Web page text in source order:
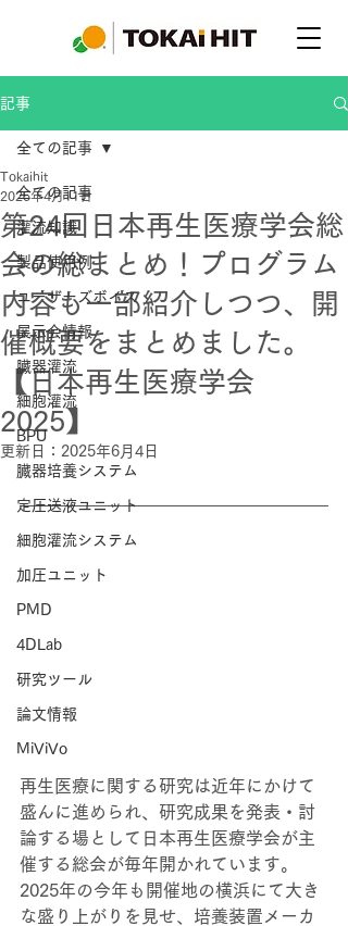
記事
全ての記事
灌流知識
製品使用例
ユーザーズボイス
展示会情報
臓器灌流
細胞灌流
BPU
臓器培養システム
定圧送液ユニット
細胞灌流システム
加圧ユニット
PMD
4DLab
研究ツール
論文情報
MiViVo
全ての記事
第24回日本再生医療学会総
会の総まとめ！プログラム
内容も一部紹介しつつ、開
催概要をまとめました。
【日本再生医療学会
2025】
Tokaihit
2025年4月11日
更新日： 2025年6月4日
再生医療に関する研究は近年にかけて
盛んに進められ、研究成果を発表・討
論する場として日本再生医療学会が主
催する総会が毎年開かれています。
2025年の今年も 開催地の横浜にて大き
な盛り上がりを見せ、培養装置メーカ